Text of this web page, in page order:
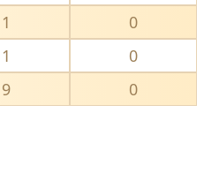
1
0
1
0
9 0